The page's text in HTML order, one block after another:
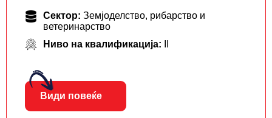
Сектор: Земјоделство, рибарство и
ветеринарство
Ниво на квалификација:
Види повеќе